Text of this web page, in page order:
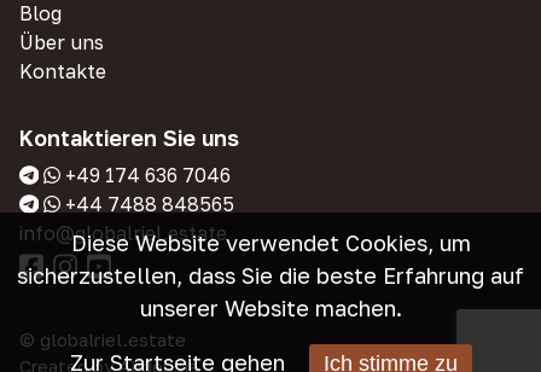
Blog
Über uns
Kontakte
Kontaktieren Sie uns
+49 174 636 7046
+44 7488 848565
info@globalriel.estate
© globalriel.estate
Created byAlidensia
Diese Website verwendet Cookies, um
sicherzustellen, dass Sie die beste Erfahrung auf
unserer Website machen.
Zur Startseite gehen Ich stimme zu